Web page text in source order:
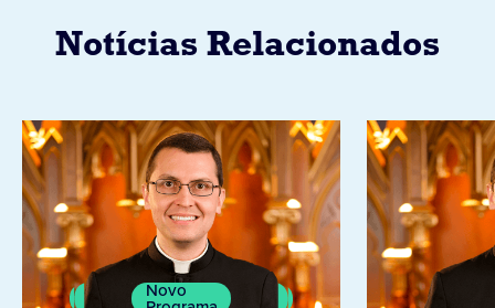
Notícias Relacionados
Novo